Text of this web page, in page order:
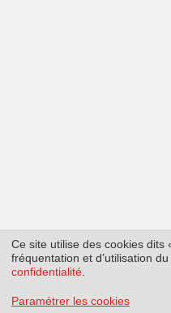
Ce site utilise des cookies dits
fréquentation et d’utilisation
confidentialité
Paramétrer les cookies